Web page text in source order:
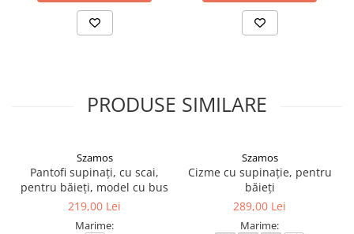
PRODUSE SIMILARE
Szamos
Pantofi supinați, cu scai,
pentru băieți, model cu bus
219,00 Lei
Marime:
Szamos
Cizme cu supinație, pentru
băieți
289,00 Lei
Marime: